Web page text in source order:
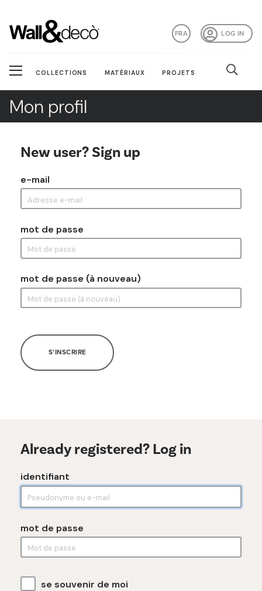
LOG IN
FRA
COLLECTIONS MATÉRIAUX PROJETS
Mon profil
New user? Sign up
e-mail
mot de passe
mot de passe (à nouveau)
S'INSCRIRE
Already registered? Log in
identifiant
mot de passe
se souvenir de moi